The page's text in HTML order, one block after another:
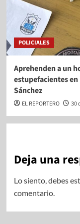
POLICIALES
Aprehenden a un
estupefacientes
Sánchez
EL REPORTERO 30
Deja una
Lo siento, debes
comentario.